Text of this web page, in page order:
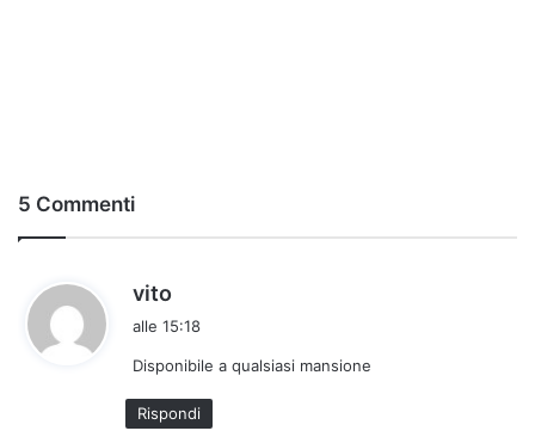
5 Commenti
vito
e
t
t
alle 15:18
Disponibile a qualsiasi mansione
Rispondi